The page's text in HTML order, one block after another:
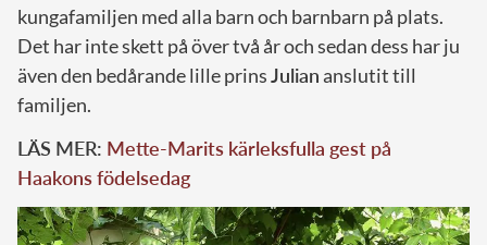
kungafamiljen med alla barn och barnbarn på plats.
Det har inte skett på över två år och sedan dess har ju
även den bedårande lille prinsJulian anslutit till
familjen.
LÄS MER: Mette-Marits kärleksfulla gest på
Haakons födelsedag